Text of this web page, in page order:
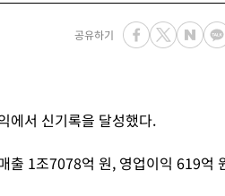
공유하기
에서 신기록을 달성했다.
출 1조7078억 원, 영업이익 619억